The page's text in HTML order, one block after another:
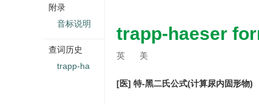
trapp-haeser
英 美
[医] 特-黑二氏公式(计算尿内固形物)
附录
音标说明
查词历史
trapp-ha